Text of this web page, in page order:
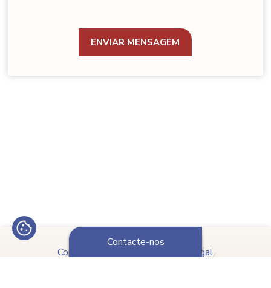
Copyright © 2023 APDPO Portugal
Contacte-nos